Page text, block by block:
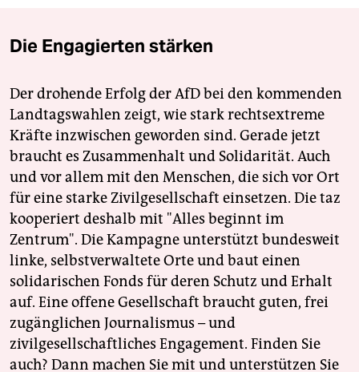
Die Engagierten stärken
Der drohende Erfolg der AfD bei den kommenden
Landtagswahlen zeigt, wie stark rechtsextreme
Kräfte inzwischen geworden sind. Gerade jetzt
braucht es Zusammenhalt und Solidarität. Auch
und vor allem mit den Menschen, die sich vor Ort
für eine starke Zivilgesellschaft einsetzen. Die taz
kooperiert deshalb mit "Alles beginnt im
Zentrum". Die Kampagne unterstützt bundesweit
linke, selbstverwaltete Orte und baut einen
solidarischen Fonds für deren Schutz und Erhalt
auf. Eine offene Gesellschaft braucht guten, frei
zugänglichen Journalismus – und
zivilgesellschaftliches Engagement. Finden Sie
auch? Dann machen Sie mit und unterstützen Sie